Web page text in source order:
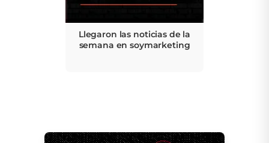
Llegaron las noticias de la
semana en soymarketing